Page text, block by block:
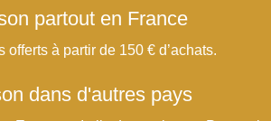
partout en France
offerts à partir de 150 € d’achats.
dans d'autres pays